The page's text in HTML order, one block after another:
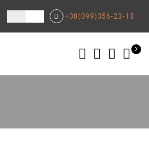
+38(099)356-23-13
0